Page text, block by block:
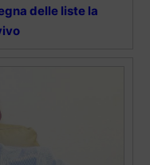
delle liste la